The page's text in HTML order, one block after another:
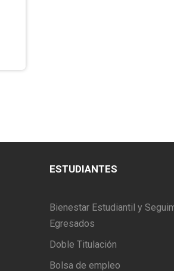
ESTUDIANTES
Bienestar Estudiantil y
Egresados
Doble Titulación
Bolsa de empleo